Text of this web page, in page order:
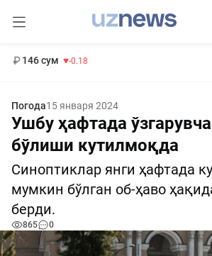
146 сум -0.18
Погода15 января 2024
Ушбу ҳафтада
бўлиши кутилмоқда
Синоптиклар янги ҳафтада
мумкин бўлган об-ҳаво
берди.
865 0